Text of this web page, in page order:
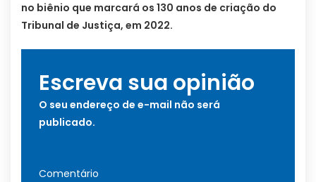
no biênio que marcará os 130 anos de criação do
Tribunal de Justiça, em 2022.
Escreva sua opinião
O seu endereço de e-mail não será
publicado.
Comentário